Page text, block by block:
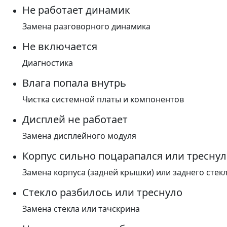
Не работает динамик
Замена разговорного динамика
Не включается
Диагностика
Влага попала внутрь
Чистка системной платы и компонентов
Дисплей не работает
Замена дисплейного модуля
Корпус сильно поцарапался или треснул
Замена корпуса (задней крышки) или заднего
Стекло разбилось или треснуло
Замена стекла или тачскрина